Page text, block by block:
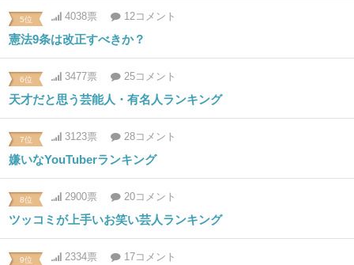
5位 4038票 12コメント
憲法9条は改正すべきか？
6位 3477票 25コメント
天才だと思う芸能人・有名人ランキング
7位 3123票 28コメント
嫌いなYouTuberランキング
8位 2900票 20コメント
ツッコミが上手いお笑い芸人ランキング
9位 2334票 17コメント